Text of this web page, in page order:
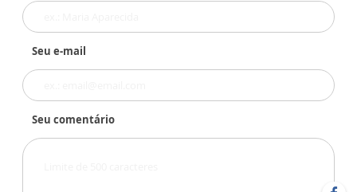
Seu e-mail
Seu comentário